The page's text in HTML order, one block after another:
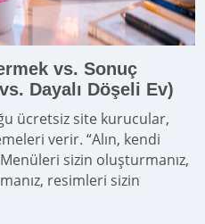
vs. Sonuç
Dayalı Döşeli Ev)
ücretsiz site kurucular,
verir. “Alın, kendi
sizin oluşturmanız,
resimleri sizin